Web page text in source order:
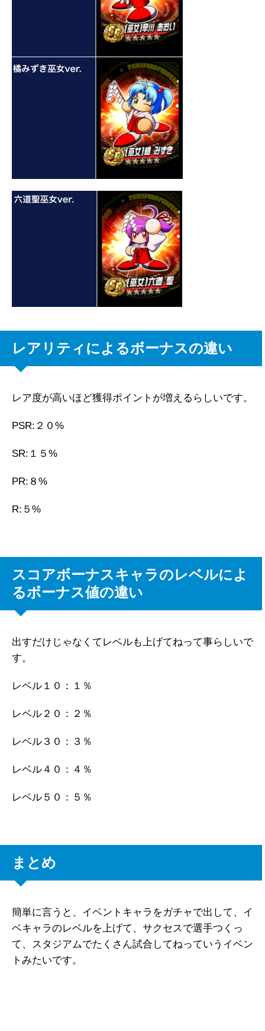
レアリティによるボーナスの違い
レア度が高いほど獲得ポイントが増えるらしいです。
PSR:２０%
SR:１５%
PR:８%
R:５%
スコアボーナスキャラのレベルによ
るボーナス値の違い
出すだけじゃなくてレベルも上げてねって事らしいで
す。
レベル１０：１％
レベル２０：２％
レベル３０：３％
レベル４０：４％
レベル５０：５％
まとめ
簡単に言うと、イベントキャラをガチャで出して、イ
ベキャラのレベルを上げて、サクセスで選手つくっ
て、スタジアムでたくさん試合してねっていうイベン
トみたいです。